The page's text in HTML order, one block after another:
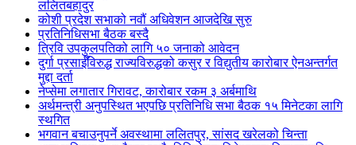
ललितबहादुर
कोशी प्रदेश सभाको नवौं अधिवेशन आजदेखि सुरु
प्रतिनिधिसभा बैठक बस्दै
त्रिवि उपकुलपतिको लागि ५० जनाको आवेदन
दुर्गा प्रसाईँविरुद्ध राज्यविरुद्धको कसुर र विद्युतीय कारोबार ऐनअन्तर्गत
मुद्दा दर्ता
नेप्सेमा लगातार गिरावट, कारोबार रकम ३ अर्बमाथि
अर्थमन्त्री अनुपस्थित भएपछि प्रतिनिधि सभा बैठक १५ मिनेटका लागि
स्थगित
भगवान बचाउनुपर्ने अवस्थामा ललितपुर, सांसद खरेलको चिन्ता